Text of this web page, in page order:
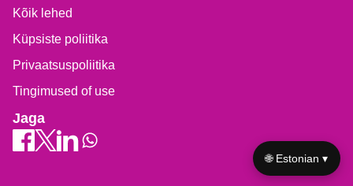
Kõik lehed
Küpsiste poliitika
Privaatsuspoliitika
Tingimused of use
Jaga
🌐 Estonian ▾